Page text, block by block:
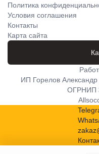
Политика
Условия соглашения
Контакты
Карта сайта
ИП Горелов
ОГРНИП